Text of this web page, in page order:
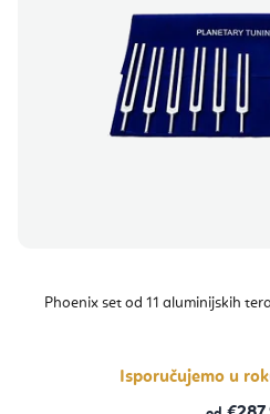
Phoenix set od 11 aluminijskih
Isporučujemo u